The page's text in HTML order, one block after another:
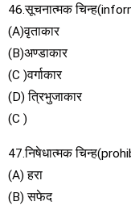
46.सूचनात्मक
(A)वृताकार
(B)अण्डाकार
(C )वर्गाकार
(D) त्रिभुजाकार
(C )
47.निषेधात्मक
(A) हरा
(B) सफेद